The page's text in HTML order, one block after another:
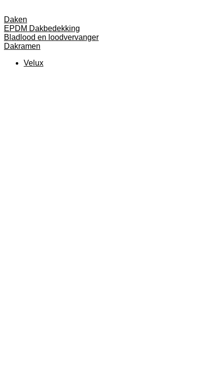
Daken
EPDM Dakbedekking
Bladlood en loodvervanger
Dakramen
Velux